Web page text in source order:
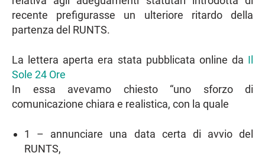
recente prefigurasse un ulteriore ritardo della
partenza del RUNTS.
La lettera aperta era stata pubblicata online da Il
Sole 24 Ore
In essa avevamo chiesto “uno sforzo di
comunicazione chiara e realistica, con la quale
1 – annunciare una data certa di avvio del
RUNTS,